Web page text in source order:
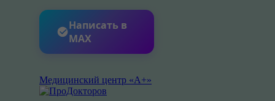
Медицинский центр «А+»
Написать в
MAX